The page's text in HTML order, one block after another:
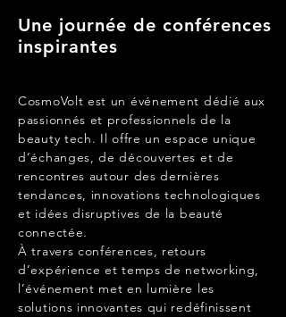
Une journée de conférences
inspirantes
CosmoVolt est un événement dédié aux
passionnés et professionnels de la
beauty tech. Il offre un espace unique
d’échanges, de découvertes et de
rencontres autour des dernières
tendances, innovations technologiques
et idées disruptives de la beauté
connectée.
À travers conférences, retours
d’expérience et temps de networking,
l’événement met en lumière les
solutions innovantes qui redéfinissent